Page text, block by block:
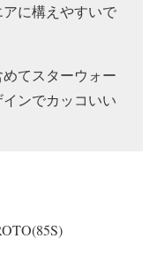
に構えやすいで
てスターウォー
ンでカッコいい